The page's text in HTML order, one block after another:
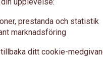
prestanda och statistik
marknadsföring
tillbaka ditt cookie-